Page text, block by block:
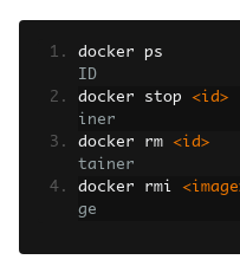
docker
ID
docker stop <id>
iner
docker rm <id>
tainer
docker rmi
ge